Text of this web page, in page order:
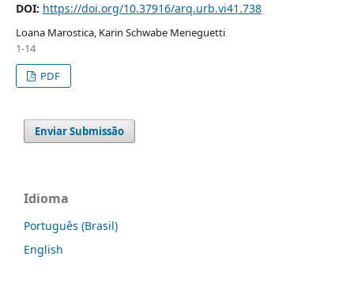
DOI: https://doi.org/10.37916/arq.urb.vi41.738
Loana Marostica, Karin Schwabe Meneguetti
1-14
PDF
Enviar Submissão
Idioma
Português (Brasil)
English